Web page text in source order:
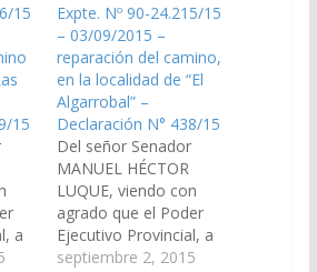
15
15
a
Expte. Nº 90-24.215/15
– 03/09/2015 –
reparación del camino,
en la localidad de “El
Algarrobal” –
Declaración N° 438/15
Del señor Senador
MANUEL HÉCTOR
LUQUE, viendo con
agrado que el Poder
Ejecutivo Provincial, a
través de los
septiembre 2, 2015